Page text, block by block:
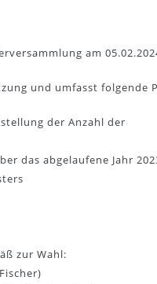
am
und umfasst folgende
der Anzahl der
das abgelaufene Jahr
zur Wahl: